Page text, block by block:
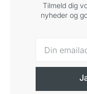
Tilmeld dig
nyheder og